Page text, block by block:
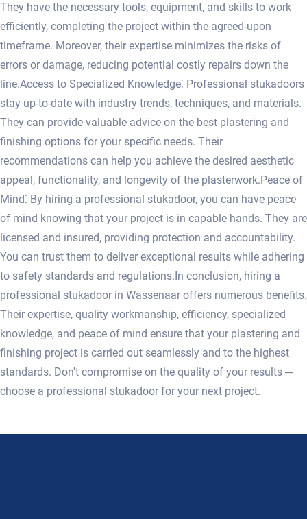
They have the necessary tools, equipment, and skills to work
efficiently, completing the project within the agreed-upon
timeframe.​ Moreover, their expertise minimizes the risks of
errors or damage, reducing potential costly repairs down the
line.​ Access to Specialized Knowledge⁚ Professional stukadoors
stay up-to-date with industry trends, techniques, and materials.​
They can provide valuable advice on the best plastering and
finishing options for your specific needs.​ Their
recommendations can help you achieve the desired aesthetic
appeal, functionality, and longevity of the plasterwork.​ Peace of
Mind⁚ By hiring a professional stukadoor, you can have peace
of mind knowing that your project is in capable hands.​ They are
licensed and insured, providing protection and accountability.​
You can trust them to deliver exceptional results while adhering
to safety standards and regulations.​ In conclusion, hiring a
professional stukadoor in Wassenaar offers numerous benefits.​
Their expertise, quality workmanship, efficiency, specialized
knowledge, and peace of mind ensure that your plastering and
finishing project is carried out seamlessly and to the highest
standards.​ Don't compromise on the quality of your results ─
choose a professional stukadoor for your next project.​